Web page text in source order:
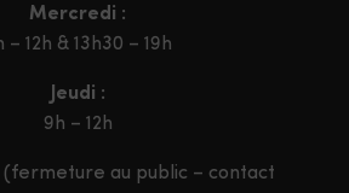
Mercredi :
– 12h & 13h30 – 19h
Jeudi :
9h – 12h
(fermeture au public – contact